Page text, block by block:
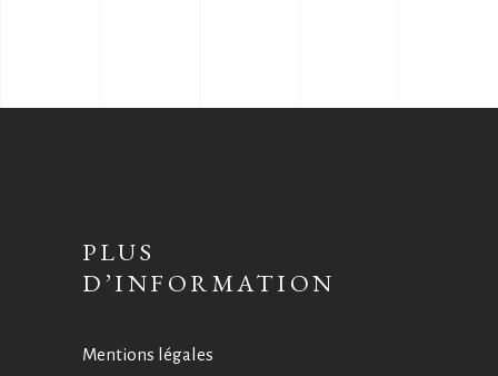
PLUS
D’INFORMATION
Mentions légales